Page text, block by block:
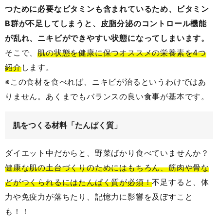
つために必要なビタミンも含まれているため、ビタミン
B群が不足してしまうと、皮脂分泌のコントロール機能
が乱れ、ニキビができやすい状態になってしまいます。
そこで、肌の状態を健康に保つオススメの栄養素を4つ
紹介します。
※この食材を食べれば、ニキビが治るというわけではあ
りません。あくまでもバランスの良い食事が基本です。
肌をつくる材料「たんぱく質」
ダイエット中だからと、野菜ばかり食べていませんか？
健康な肌の土台づくりのためにはもちろん、筋肉や骨な
どがつくられるにはたんぱく質が必須！不足すると、体
力や免疫力が落ちたり、記憶力に影響を及ぼすこと
も！！